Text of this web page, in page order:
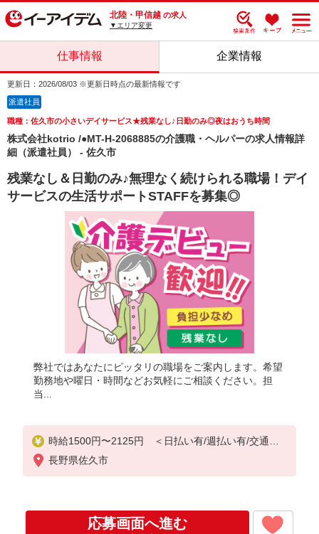
北陸・甲信越 の求人
▼エリア変更
仕事情報 企業情報
更新日：2026/08/03 ※更新日時点の最新情報です
派遣社員
職種：佐久市の小さいデイサービス★残業なし♪日勤のみ◎夜はおうち時間
株式会社kotrio /●MT-H-2068885の介護職・ヘルパーの求人情報詳
細（派遣社員） - 佐久市
残業なし＆日勤のみ♪無理なく続けられる職場！デイ
サービスの生活サポートSTAFFを募集◎
弊社ではあなたにピッタリの職場をご案内します。希望
勤務地や曜日・時間などお気軽にご相談ください。担
当...
時給1500円〜2125円 ＜日払い有/週払い有/交通費
全支給(ガソリン代含む)＞
長野県佐久市
応募画面へ進む